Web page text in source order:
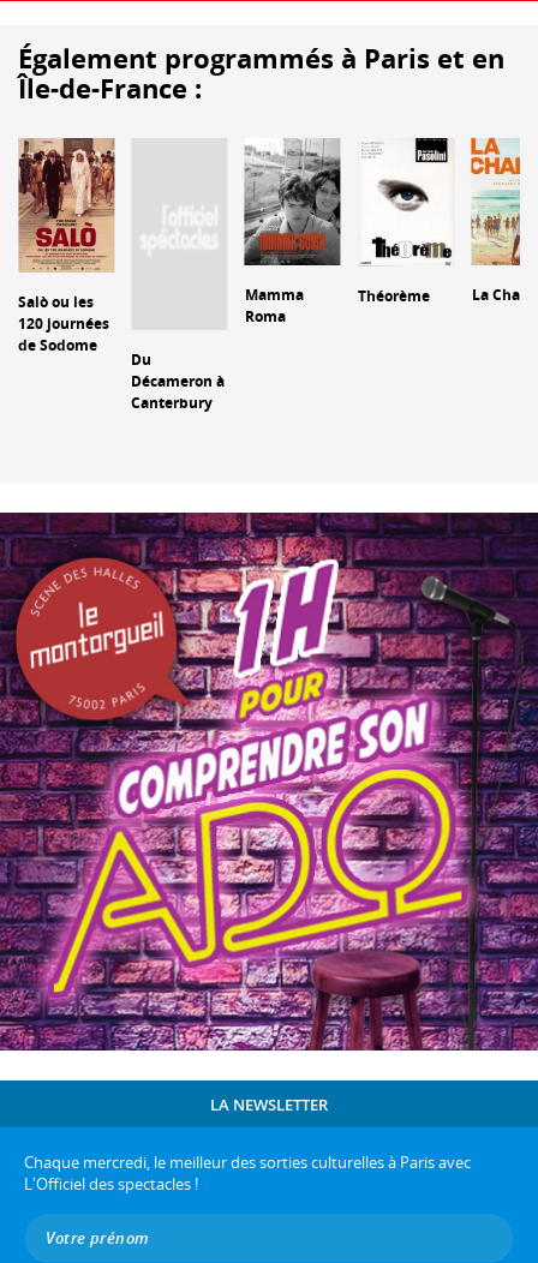
Également programmés à Paris et en
Île-de-France :
Salò ou les
120 journées
de Sodome
Du
Décameron à
Canterbury
Mamma
Roma
Théorème La
LA NEWSLETTER
Chaque mercredi, le meilleur des sorties culturelles à Paris avec
L'Officiel des spectacles !